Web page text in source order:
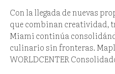
Con la llegada de nuevas
que combinan creatividad,
Miami continúa
culinario sin fronteras.
WORLDCENTER